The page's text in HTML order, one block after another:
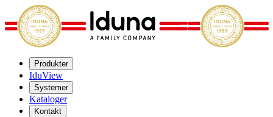
Produkter
IduView
Systemer
Kataloger
Kontakt